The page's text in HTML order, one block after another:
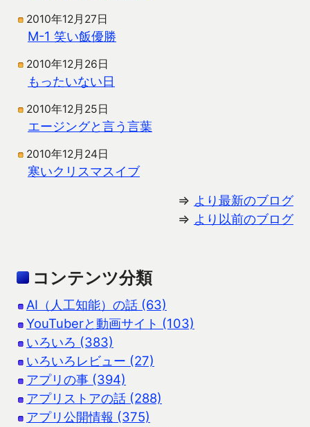
2010年12月27日
M-1 笑い飯優勝
2010年12月26日
もったいない日
2010年12月25日
エージングと言う言葉
2010年12月24日
寒いクリスマスイブ
⇒ より最新のブログ
⇒ より以前のブログ
コンテンツ分類
AI（人工知能）の話 (63)
YouTuberと動画サイト (103)
いろいろ (383)
いろいろレビュー (27)
アプリの事 (394)
アプリストアの話 (288)
アプリ公開情報 (375)